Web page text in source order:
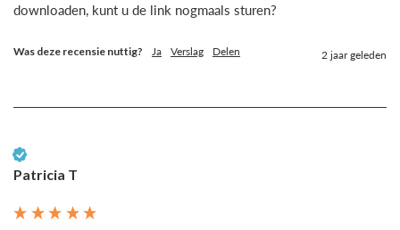
downloaden, kunt u de link nogmaals sturen?
Was deze recensie nuttig? Ja Verslag Delen 2 jaar geleden
Patricia T